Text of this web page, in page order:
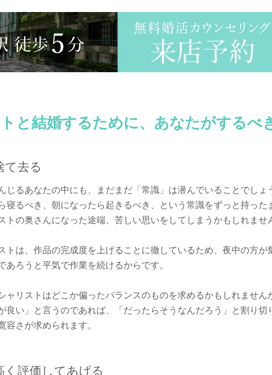
と結婚するために、あなたがするべ
去る
じるあなたの中にも、まだまだ「常識」は潜んでいることでしょ
寝るべき、朝になったら起きるべき、という常識をずっと持った
トの奥さんになった途端、苦しい思いをしてしまうかもしれませ
トは、作品の完成度を上げることに徹しているため、夜中の方が
あろうと平気で作業を続けるからです。
ャリストはどこか偏ったバランスのものを求めるかもしれません
良い」と言うのであれば、「だったらそうなんだろう」と割り切
さが求められます。
評価してあげる